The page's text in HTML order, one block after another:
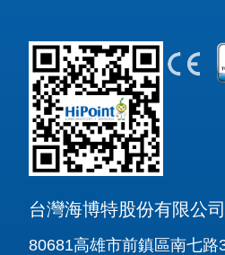
台灣海博特股份有限公司
80681高雄市前鎮區南七路